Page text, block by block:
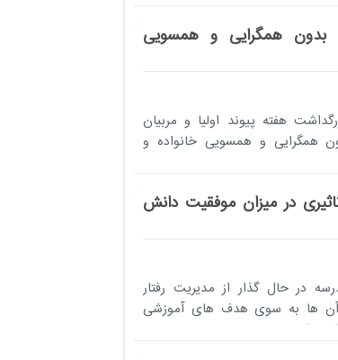
بدون همگرایی و همسویی
هفته پیوند اولیا و مربیان
همگرایی و همسویی خانواده و
در میزان موفقیت دانش
در حال گذار از مدیریت رفتار
آن ها به سوی هدف های آموزشی